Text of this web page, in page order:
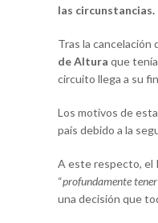
las circunstancias.
Tras la cancelación
de Altura que
circuito llega a su
Los motivos de
país debido a la
A este respecto, el
“profundamente
una decisión que